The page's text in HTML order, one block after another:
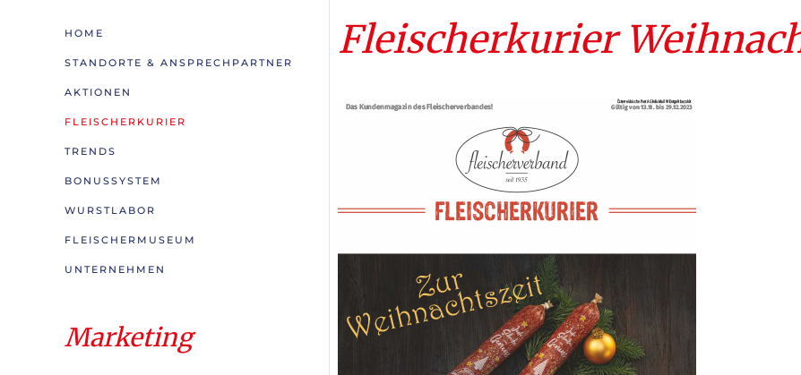
Fleischerkurier
HOME
STANDORTE & ANSPRECHPARTNER
AKTIONEN
FLEISCHERKURIER
TRENDS
BONUSSYSTEM
WURSTLABOR
FLEISCHERMUSEUM
UNTERNEHMEN
Marketing